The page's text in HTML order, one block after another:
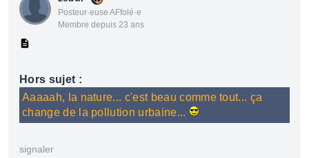
Posteur·euse AFfolé·e
Membre depuis 23 ans
Hors sujet :
Aaaaah, la nature... c'est beau comme tout... ça
change de la pollution urbaine...
signaler